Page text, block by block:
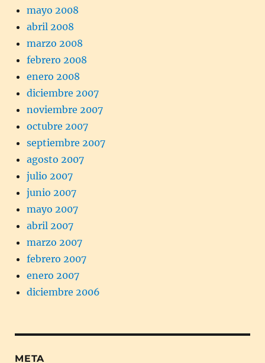
mayo 2008
abril 2008
marzo 2008
febrero 2008
enero 2008
diciembre 2007
noviembre 2007
octubre 2007
septiembre 2007
agosto 2007
julio 2007
junio 2007
mayo 2007
abril 2007
marzo 2007
febrero 2007
enero 2007
diciembre 2006
META